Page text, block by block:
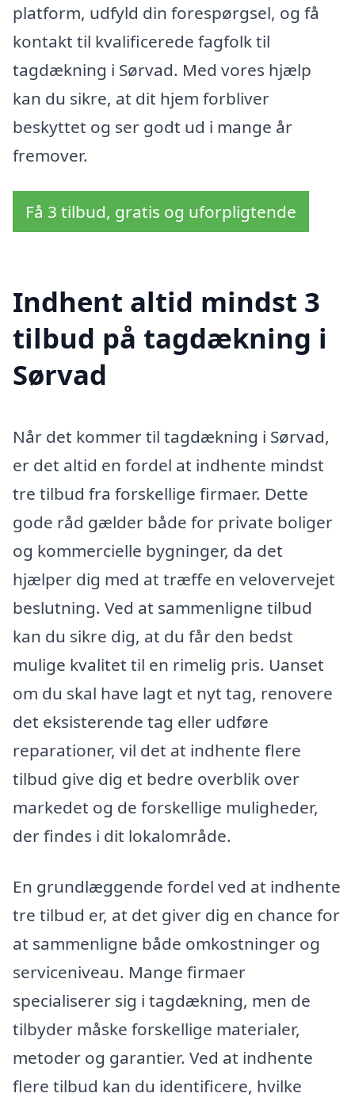
platform, udfyld din forespørgsel, og få
kontakt til kvalificerede fagfolk til
tagdækning i Sørvad. Med vores hjælp
kan du sikre, at dit hjem forbliver
beskyttet og ser godt ud i mange år
fremover.
Få 3 tilbud, gratis og uforpligtende
Indhent altid mindst 3
tilbud på tagdækning i
Sørvad
Når det kommer til tagdækning i Sørvad,
er det altid en fordel at indhente mindst
tre tilbud fra forskellige firmaer. Dette
gode råd gælder både for private boliger
og kommercielle bygninger, da det
hjælper dig med at træffe en velovervejet
beslutning. Ved at sammenligne tilbud
kan du sikre dig, at du får den bedst
mulige kvalitet til en rimelig pris. Uanset
om du skal have lagt et nyt tag, renovere
det eksisterende tag eller udføre
reparationer, vil det at indhente flere
tilbud give dig et bedre overblik over
markedet og de forskellige muligheder,
der findes i dit lokalområde.
En grundlæggende fordel ved at indhente
tre tilbud er, at det giver dig en chance for
at sammenligne både omkostninger og
serviceniveau. Mange firmaer
specialiserer sig i tagdækning, men de
tilbyder måske forskellige materialer,
metoder og garantier. Ved at indhente
flere tilbud kan du identificere, hvilke